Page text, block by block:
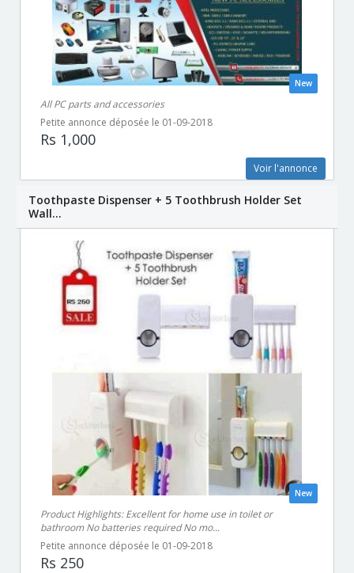
New
All PC parts and accessories
Petite annonce déposée le 01-09-2018
Rs 1,000
Voir l'annonce
Toothpaste Dispenser + 5 Toothbrush Holder Set
Wall...
New
Product Highlights: Excellent for home use in toilet or
bathroom No batteries required No mo...
Petite annonce déposée le 01-09-2018
Rs 250